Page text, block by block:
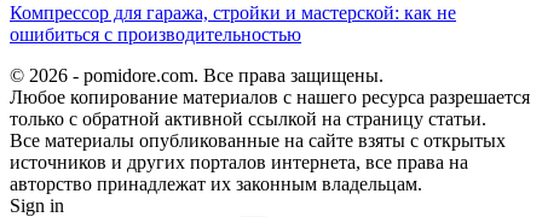
Компрессор для гаража, стройки и мастерской: как не
ошибиться с производительностью
© 2026 - pomidore.com. Все права защищены.
Любое копирование материалов с нашего ресурса разрешается
только с обратной активной ссылкой на страницу статьи.
Все материалы опубликованные на сайте взяты с открытых
источников и других порталов интернета, все права на
авторство принадлежат их законным владельцам.
Sign in